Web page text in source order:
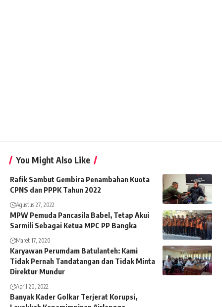
You Might Also Like
Rafik Sambut Gembira Penambahan Kuota
CPNS dan PPPK Tahun 2022
Agustus 27, 2022
MPW Pemuda Pancasila Babel, Tetap Akui
Sarmili Sebagai Ketua MPC PP Bangka
Maret 17, 2020
Karyawan Perumdam Batulanteh: Kami
Tidak Pernah Tandatangan dan Tidak Minta
Direktur Mundur
April 20, 2022
Banyak Kader Golkar Terjerat Korupsi,